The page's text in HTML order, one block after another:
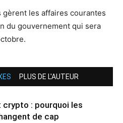
gèrent les affaires courantes
du gouvernement qui sera
PLUS DE L'AUTEUR
crypto : pourquoi les
de cap